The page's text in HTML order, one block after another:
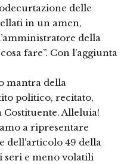
delle
in un amen,
della
fare”. Con l’aggiunta
mantra della
politico, recitato,
Alleluia!
a ripresentare
dell’articolo 49 della
seri e meno volatili